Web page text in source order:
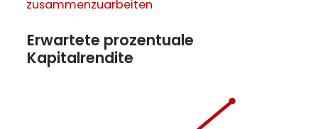
zusammenzuarbeiten
Erwartete prozentuale
Kapitalrendite